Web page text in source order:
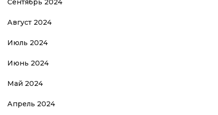
Сентябрь 2024
Август 2024
Июль 2024
Июнь 2024
Май 2024
Апрель 2024